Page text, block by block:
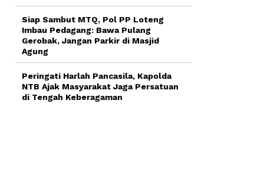
Siap Sambut MTQ, Pol PP Loteng
Imbau Pedagang: Bawa Pulang
Gerobak, Jangan Parkir di Masjid
Agung
Peringati Harlah Pancasila, Kapolda
NTB Ajak Masyarakat Jaga Persatuan
di Tengah Keberagaman